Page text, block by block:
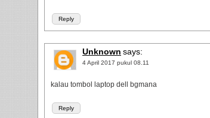
Reply
Unknown says:
4 April 2017 pukul 08.11
Reply
kalau tombol laptop dell bgmana